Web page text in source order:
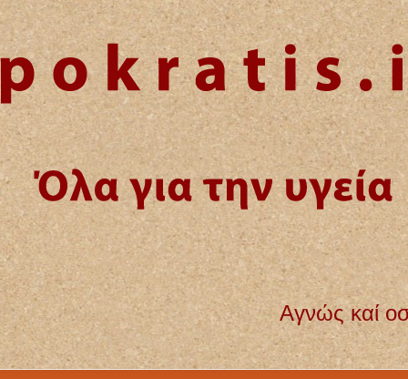
Αγνώς καί οσίως διατηρήσω